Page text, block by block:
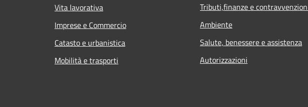
Vita lavorativa
Imprese e Commercio
Catasto e urbanistica
Mobilità e trasporti
Tributi,finanze e
Ambiente
Salute, benessere e assistenza
Autorizzazioni